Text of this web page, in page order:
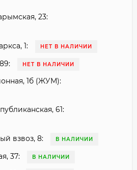
23:
1: НЕТ В НАЛИЧИИ
НЕТ В НАЛИЧИИ
1б (ЖУМ):
61:
взвоз, 8: В НАЛИЧИИ
37: В НАЛИЧИИ